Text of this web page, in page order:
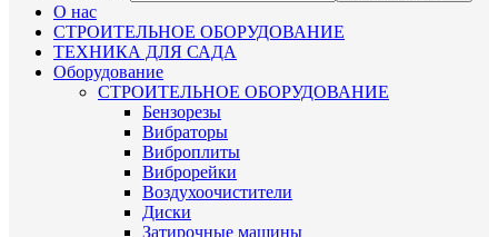
О нас
СТРОИТЕЛЬНОЕ ОБОРУДОВАНИЕ
ТЕХНИКА ДЛЯ САДА
Оборудование
СТРОИТЕЛЬНОЕ ОБОРУДОВАНИЕ
Бензорезы
Вибраторы
Виброплиты
Виброрейки
Воздухоочистители
Диски
Затирочные машины